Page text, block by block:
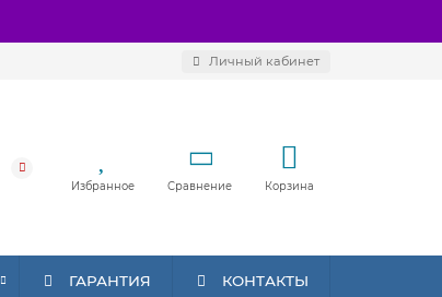
Личный кабинет
Избранное Сравнение Корзина
ГАРАНТИЯ КОНТАКТЫ